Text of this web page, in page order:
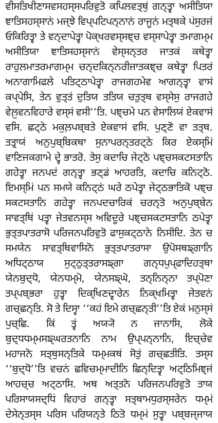
ਵੀਸਤਿਖੀਣਾਸਵਸਹਸ੍ਸਪਰਿਵੁਤੋ ਕਪਿਲਵਤ੍ਥੁਂ ਗਨ੍ਤ੍ਵਾ ਅਸੀਤਿਯਾ
ਞਾਤਿਸਹਸ੍ਸਾਨਂ ਮਜ੍ਝੇ ਵਿਪ੍ਪਟਿਪਨ੍ਨਾਨਂ ਰਾਜੂਨਂ ਮਤ੍ਥਕੇ ਪਂਸੁਰਜਂ
ਓਕਿਰਿਤ੍ਵਾ ਤੇ ਵਨ੍ਦਾਪੇਤ੍ਵਾ ਪੋਕ੍ਖਰਵਸ੍ਸਞ੍ਚ ਵਸ੍ਸਾਪੇਤ੍ਵਾ ਤਮਾਗਮ੍ਮ
ਅਸੀਤਿਯਾ ਞਾਤਿਸਹਸ੍ਸਾਨਂ ਵੇਸ੍ਸਨ੍ਤਰ ਜਾਤਕਂ ਕਥੇਤ੍ਵਾ
ਰਾਹੁਲਮਾਤਰਮਾਗਮ੍ਮ ਚਨ੍ਦਕਿਨ੍ਨਰੀਜਾਤਕਞ੍ਚ ਕਥੇਤ੍ਵਾ ਪਿਤਰਂ
ਅਨਾਗਾਮਿਫਲੇ ਪਤਿਟ੍ਠਾਪੇਤ੍ਵਾ ਰਾਜਗਹਮੇਵ ਆਗਨ੍ਤ੍ਵਾ ਵਾਸਂ
ਕਪ੍ਪੇਸਿ, ਤੇਨ ਵੁਤ੍ਤਂ ਦੁਤਿਯ ਤਤਿਯ ਚਤੁਤ੍ਥ ਵਸ੍ਸੇਸੁ ਰਾਜਗਹੇ
ਵੇਲ਼ੁਵਨਵਿਹਾਰੇ ਵਸ੍ਸਂ ਵਸੀ’’ਤਿ. ਪਞ੍ਚਮੇ ਪਨ ਵੇਸਾਲਿਯਂ ਏਕਵਾਸਂ
ਵਸਿ. ਛਟ੍ਠੇ ਮਕੁਲ਼ਪਬ੍ਬਤੇ ਏਕਵਾਸਂ ਵਸਿ. ਪੁਣ੍ਣੋ ਵਾ ਤਤ੍ਥ.
ਤਤ੍ਰਾਯਂ ਅਨੁਪੁਬ੍ਬਿਕਥਾ ਸੁਨਾਪਰਨ੍ਤਰਟ੍ਠੇ ਕਿਰ ਏਕਸ੍ਮਿਂ
ਵਾਣਿਜਕਗਾਮੇ ਦ੍ਵੇ ਭਾਤਰੋ. ਤੇਸੁ ਕਦਾਚਿ ਜੇਟ੍ਠੋ ਪਞ੍ਚਸਕਟਸਤਾਨਿ
ਗਹੇਤ੍ਵਾ ਜਨਪਦਂ ਗਨ੍ਤ੍ਵਾ ਭਣ੍ਡਂ ਆਹਰਤਿ, ਕਦਾਚਿ ਕਨਿਟ੍ਠੋ.
ਇਮਸ੍ਮਿਂ ਪਨ ਸਮਯੇ ਕਨਿਟ੍ਠਂ ਘਰੇ ਠਪੇਤ੍ਵਾ ਜੇਟ੍ਠਭਾਤਿਕੋ ਪਞ੍ਚ
ਸਕਟਸਤਾਨਿ ਗਹੇਤ੍ਵਾ ਜਨਪਦਚਾਰਿਕਂ ਚਰਨ੍ਤੋ ਅਨੁਪੁਬ੍ਬੇਨ
ਸਾਵਤ੍ਥਿਂ ਪਤ੍ਵਾ ਜੇਤਵਨਸ੍ਸ ਅਵਿਦੂਰੇ ਪਞ੍ਚਸਕਟਸਤਾਨਿ ਠਪੇਤ੍ਵਾ
ਭੁਤ੍ਤਪਾਤਰਾਸੋ ਪਰਿਜਨਪਰਿਵੁਤੋ ਫਾਸੁਕਟ੍ਠਾਨੇ ਨਿਸੀਦਿ. ਤੇਨ ਚ
ਸਮਯੇਨ ਸਾਵਤ੍ਥਿਵਾਸਿਨੋ ਭੁਤ੍ਤਪਾਤਰਾਸਾ ਉਪੋਸਥਙ੍ਗਾਨਿ
ਅਧਿਟ੍ਠਾਯ ਸੁਟ੍ਠੁਤ੍ਤਰਾਸਙ੍ਗਾ ਗਨ੍ਧਪੁਪ੍ਫਾਦਿਹਤ੍ਥਾ
ਯੇਨਬੁਦ੍ਧੋ, ਯੇਨਧਮ੍ਮੋ, ਯੇਨਸਙ੍ਘੋ, ਤਨ੍ਨਿਨ੍ਨਾ ਤਪ੍ਪੋਣਾ
ਤਪ੍ਪਬ੍ਭਰਾ ਹੁਤ੍ਵਾ ਦਿਕ੍ਖਿਣਦ੍ਵਾਰੇਨ ਨਿਕ੍ਖਮਿਤ੍ਵਾ ਜੇਤਵਨਂ
ਗਚ੍ਛਨ੍ਤਿ. ਸੋ ਤੇ ਦਿਸ੍ਵਾ ‘‘ਕਹਂ ਇਮੇ ਗਚ੍ਛਨ੍ਤੀ’’ਤਿ ਏਕਂ ਮਨੁਸ੍ਸਂ
ਪੁਚ੍ਛਿ. ਕਿਂ ਤ੍ਵਂ ਅਯ੍ਯੋ ਨ ਜਾਨਾਸਿ, ਲੋਕੇ
ਬੁਦ੍ਧਧਮ੍ਮਸਙ੍ਘਰਤਨਾਨਿ ਨਾਮ ਉਪ੍ਪਨ੍ਨਾਨਿ, ਇਚ੍ਚੇਵ
ਮਹਾਜਨੋ ਸਤ੍ਥੁਸਨ੍ਤਿਕੇ ਧਮ੍ਮਕਥਂ ਸੋਤੁਂ ਗਚ੍ਛਤੀਤਿ. ਤਸ੍ਸ
‘‘ਬੁਦ੍ਧੋ’’ਤਿ ਵਚਨਂ ਛਵਿਚਮ੍ਮਾਦੀਨਿ ਛਿਨ੍ਦਿਤ੍ਵਾ ਅਟ੍ਠਿਮਿਞ੍ਜਂ
ਆਹਚ੍ਚ ਅਟ੍ਠਾਸਿ. ਅਥ ਅਤ੍ਤਨੋ ਪਰਿਜਨਪਰਿਵੁਤੋ ਤਾਯ
ਪਰਿਸਾਯਸਦ੍ਧਿਂ ਵਿਹਾਰਂ ਗਨ੍ਤ੍ਵਾ ਸਤ੍ਥਾਮਧੁਰਸ੍ਸਰੇਨ ਧਮ੍ਮਂ
ਦੇਸੇਨ੍ਤਸ੍ਸ ਪਰਿਸ ਪਰਿਯਨ੍ਤੇ ਠਿਤੋ ਧਮ੍ਮਂ ਸੁਤ੍ਵਾ ਪਬ੍ਬਜ੍ਜਾਯ